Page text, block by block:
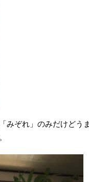
みぞれ」のみだけどう